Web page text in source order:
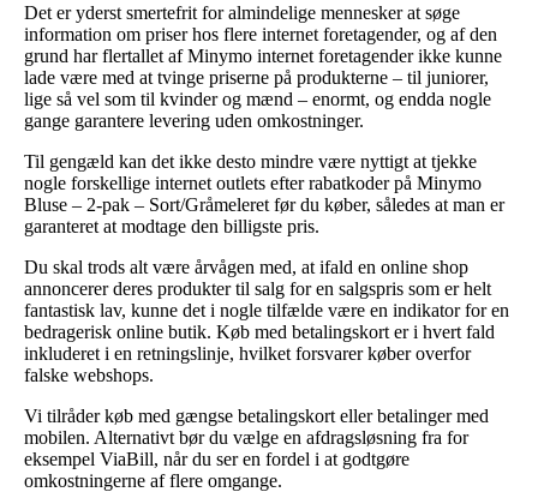
Det er yderst smertefrit for almindelige mennesker at søge
information om priser hos flere internet foretagender, og af den
grund har flertallet af Minymo internet foretagender ikke kunne
lade være med at tvinge priserne på produkterne – til juniorer,
lige så vel som til kvinder og mænd – enormt, og endda nogle
gange garantere levering uden omkostninger.
Til gengæld kan det ikke desto mindre være nyttigt at tjekke
nogle forskellige internet outlets efter rabatkoder på Minymo
Bluse – 2-pak – Sort/Gråmeleret før du køber, således at man er
garanteret at modtage den billigste pris.
Du skal trods alt være årvågen med, at ifald en online shop
annoncerer deres produkter til salg for en salgspris som er helt
fantastisk lav, kunne det i nogle tilfælde være en indikator for en
bedragerisk online butik. Køb med betalingskort er i hvert fald
inkluderet i en retningslinje, hvilket forsvarer køber overfor
falske webshops.
Vi tilråder køb med gængse betalingskort eller betalinger med
mobilen. Alternativt bør du vælge en afdragsløsning fra for
eksempel ViaBill, når du ser en fordel i at godtgøre
omkostningerne af flere omgange.